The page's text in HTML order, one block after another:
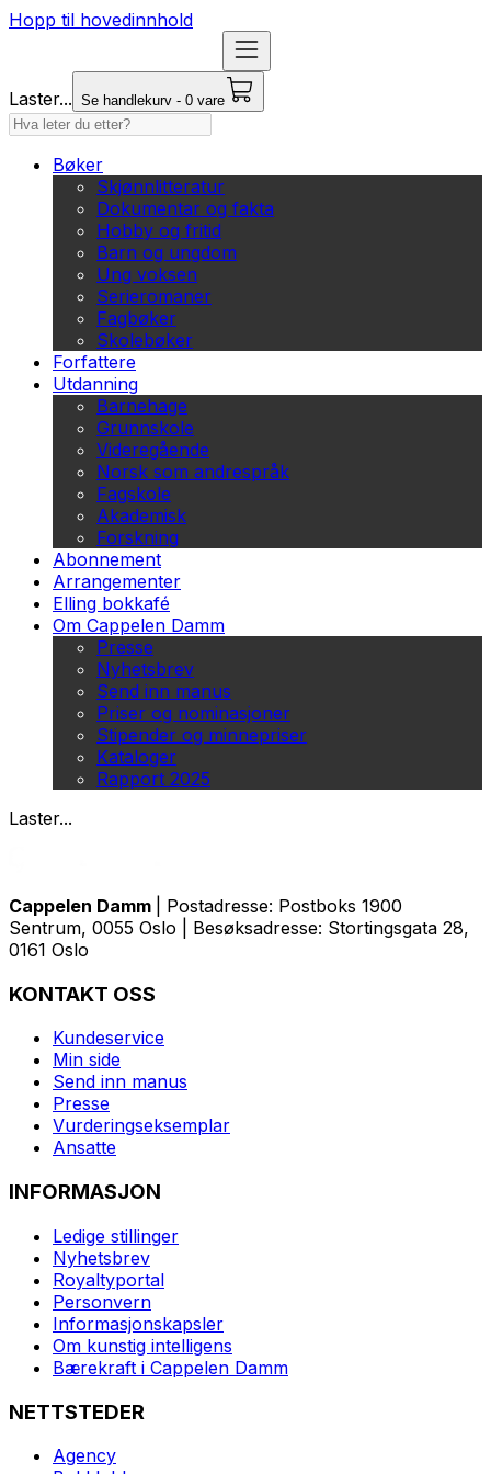
Hopp til hovedinnhold
Laster... Se handlekurv - 0 vare
Bøker
Skjønnlitteratur
Dokumentar og fakta
Hobby og fritid
Barn og ungdom
Ung voksen
Serieromaner
Fagbøker
Skolebøker
Forfattere
Utdanning
Barnehage
Grunnskole
Videregående
Norsk som andrespråk
Fagskole
Akademisk
Forskning
Abonnement
Arrangementer
Elling bokkafé
Om Cappelen Damm
Presse
Nyhetsbrev
Send inn manus
Priser og nominasjoner
Stipender og minnepriser
Kataloger
Rapport 2025
Laster...
Cappelen Damm
| Postadresse: Postboks 1900
Sentrum, 0055 Oslo | Besøksadresse: Stortingsgata 28,
0161 Oslo
KONTAKT OSS
Kundeservice
Min side
Send inn manus
Presse
Vurderingseksemplar
Ansatte
INFORMASJON
Ledige stillinger
Nyhetsbrev
Royaltyportal
Personvern
Informasjonskapsler
Om kunstig intelligens
Bærekraft i Cappelen Damm
NETTSTEDER
Agency